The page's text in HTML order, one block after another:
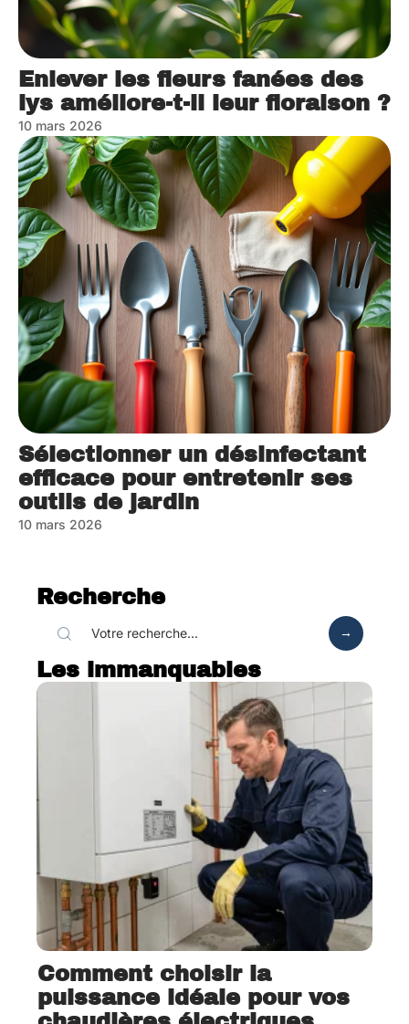
Enlever les fleurs fanées des
lys améliore-t-il leur floraison ?
10 mars 2026
Sélectionner un désinfectant
efficace pour entretenir ses
outils de jardin
10 mars 2026
Recherche
Les immanquables
Comment choisir la
puissance idéale pour vos